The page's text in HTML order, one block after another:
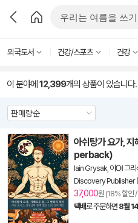
외국도서 건강/스포츠 건강
이 분야에 12,399개의 상품이 있습니다.
아쉬탕가 요가, 지
perback)
Iain Grysak, 이Ꮊ 그리
Discovery Publisher|
37,000원 (18% 할인
택배로 주문하면 8월